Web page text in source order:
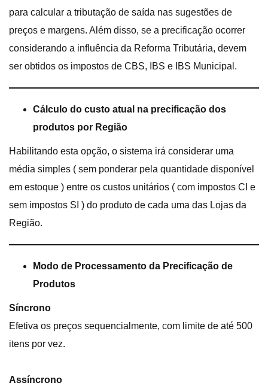
para calcular a tributação de saída nas sugestões de
preços e margens. Além disso, se a precificação ocorrer
considerando a influência da Reforma Tributária, devem
ser obtidos os impostos de CBS, IBS e IBS Municipal.
Cálculo do custo atual na precificação dos
produtos por Região
Habilitando esta opção, o sistema irá considerar uma
média simples ( sem ponderar pela quantidade disponível
em estoque ) entre os custos unitários ( com impostos CI e
sem impostos SI ) do produto de cada uma das Lojas da
Região.
Modo de Processamento da Precificação de
Produtos
Síncrono
Efetiva os preços sequencialmente, com limite de até 500
itens por vez.
Assíncrono